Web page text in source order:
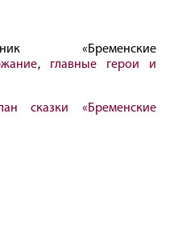
«Бременские
, главные герои и
сказки «Бременские